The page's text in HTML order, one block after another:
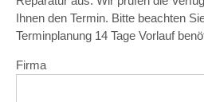
Ihnen den Termin. Bitte beachten
Terminplanung 14 Tage Vorlauf
Firma